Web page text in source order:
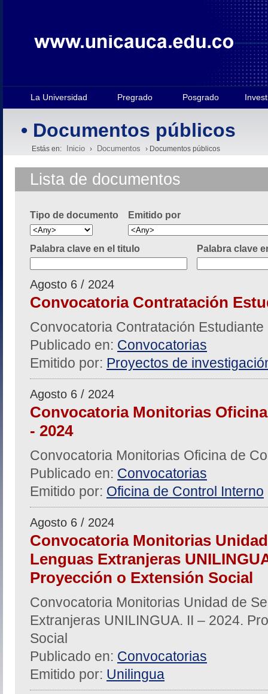
La Universidad Pregrado Posgrado
• Documentos públicos
Estás en: Inicio › Documentos › Documentos públicos
Lista de documentos
Tipo de documento Emitido por
Palabra clave en el titulo Palabra clave
Agosto 6 / 2024
Convocatoria Contratación
Convocatoria Contratación
Publicado en: Convocatorias
Emitido por: Proyectos de
Agosto 6 / 2024
Convocatoria Monitorias
- 2024
Convocatoria Monitorias Oficina de
Publicado en: Convocatorias
Emitido por: Oficina de Control Interno
Agosto 6 / 2024
Convocatoria Monitorias
Lenguas Extranjeras
Proyección o Extensión Social
Convocatoria Monitorias Unidad de
Extranjeras UNILINGUA. II – 2024.
Social
Publicado en: Convocatorias
Emitido por: Unilingua